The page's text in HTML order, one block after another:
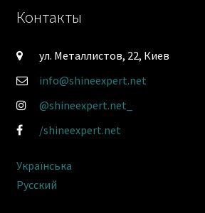
Контакты
ул. Металлистов, 22, Киев
info@shineexpert.net
@shineexpert.net_
/shineexpert.net
Українська
Русский